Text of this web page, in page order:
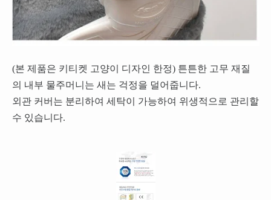
(본 제품은 키티켓 고양이 디자인 한정) 튼튼한 고무 재질
의 내부 물주머니는 새는 걱정을 덜어줍니다.
외관 커버는 분리하여 세탁이 가능하여 위생적으로 관리할
수 있습니다.